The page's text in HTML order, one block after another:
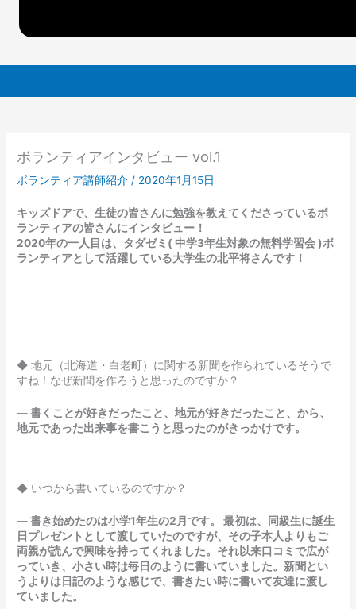
ボランティアインタビュー vol.1
ボランティア講師紹介 / 2020年1月15日
キッズドアで、生徒の皆さんに勉強を教えてくださっているボ
ランティアの皆さんにインタビュー！
2020年の一人目は、タダゼミ( 中学3年生対象の無料学習会 )ボ
ランティアとして活躍している大学生の北平将さんです！
◆ 地元（北海道・白老町）に関する新聞を作られているそうで
すね！なぜ新聞を作ろうと思ったのですか？
― 書くことが好きだったこと、地元が好きだったこと、から、
地元であった出来事を書こうと思ったのがきっかけです。
◆ いつから書いているのですか？
― 書き始めたのは小学1年生の2月です。 最初は、同級生に誕生
日プレゼントとして渡していたのですが、その子本人よりもご
両親が読んで興味を持ってくれました。それ以来口コミで広が
っていき、小さい時は毎日のように書いていました。新聞とい
うよりは日記のような感じで、書きたい時に書いて友達に渡し
ていました。